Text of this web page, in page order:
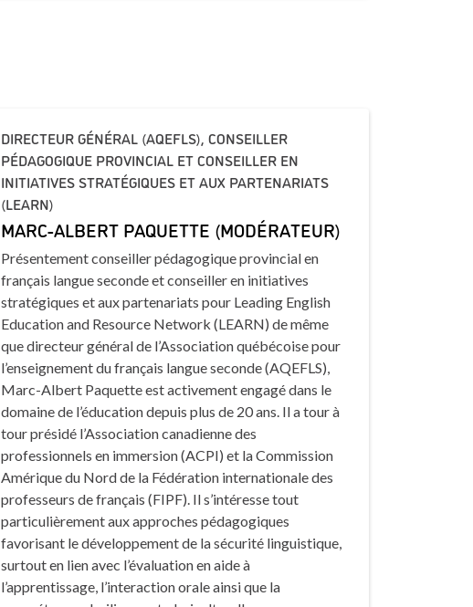
DIRECTEUR GÉNÉRAL (AQEFLS), CONSEILLER
PÉDAGOGIQUE PROVINCIAL ET CONSEILLER EN
INITIATIVES STRATÉGIQUES ET AUX PARTENARIATS
(LEARN)
MARC-ALBERT PAQUETTE (MODÉRATEUR)
Présentement conseiller pédagogique provincial en
français langue seconde et conseiller en initiatives
stratégiques et aux partenariats pour Leading English
Education and Resource Network (LEARN) de même
que directeur général de l’Association québécoise pour
l’enseignement du français langue seconde (AQEFLS),
Marc-Albert Paquette est activement engagé dans le
domaine de l’éducation depuis plus de 20 ans. Il a tour à
tour présidé l’Association canadienne des
professionnels en immersion (ACPI) et la Commission
Amérique du Nord de la Fédération internationale des
professeurs de français (FIPF). Il s’intéresse tout
particulièrement aux approches pédagogiques
favorisant le développement de la sécurité linguistique,
surtout en lien avec l’évaluation en aide à
l’apprentissage, l’interaction orale ainsi que la